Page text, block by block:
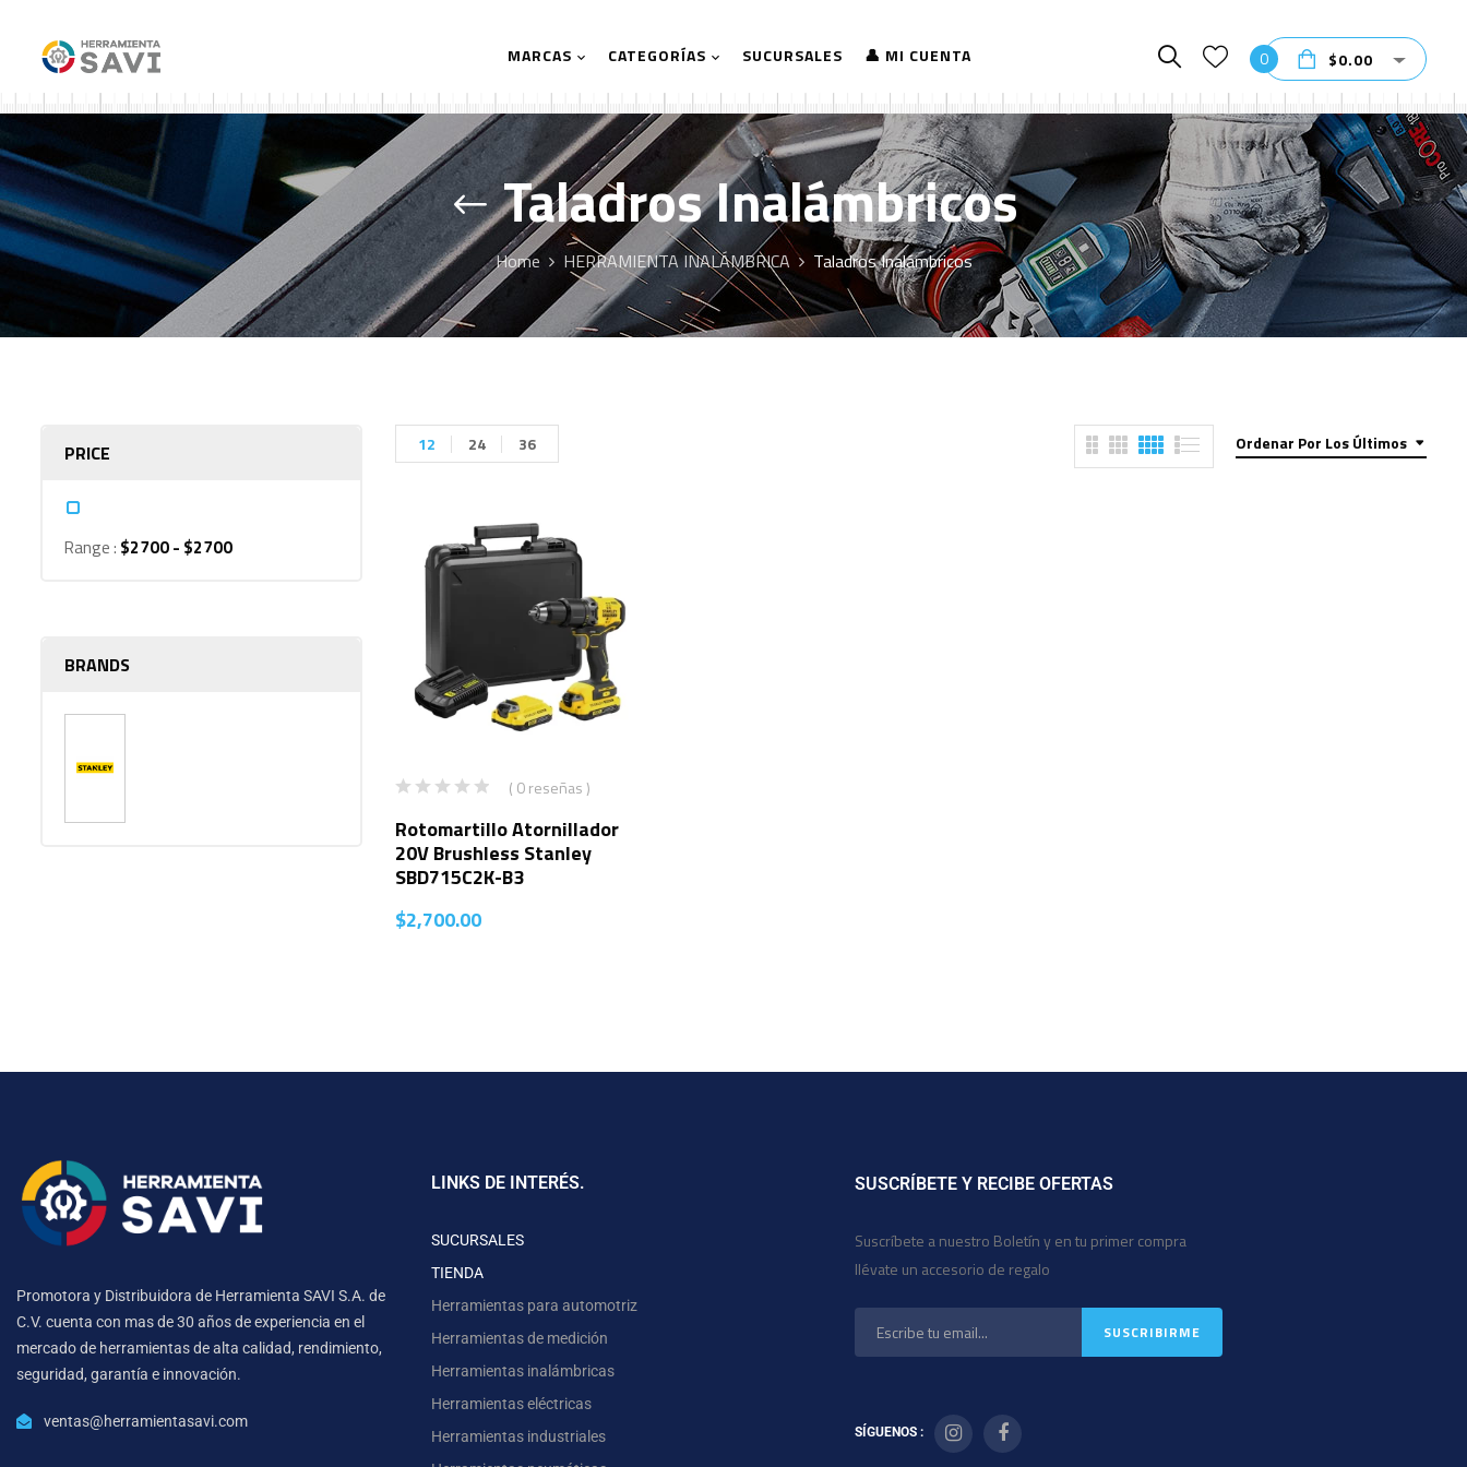
MARCAS CATEGORÍAS SUCURSALES 👤 MI CUENTA 0 $0.00
Taladros Inalámbricos
Home HERRAMIENTA INALÁMBRICA Taladros Inalámbricos
PRICE
Range : $2700 - $2700
BRANDS
Ordenar Por Los Últimos
12 24 36
( 0 reseñas )
Rotomartillo Atornillador
20V Brushless Stanley
SBD715C2K-B3
$2,700.00
Promotora y Distribuidora de Herramienta SAVI S.A. de
C.V. cuenta con mas de 30 años de experiencia en el
mercado de herramientas de alta calidad, rendimiento,
seguridad, garantía e innovación.
ventas@herramientasavi.com
LINKS DE INTERÉS.
SUCURSALES
TIENDA
Herramientas para automotriz
Herramientas de medición
Herramientas inalámbricas
Herramientas eléctricas
Herramientas industriales
SUSCRÍBETE Y RECIBE OFERTAS
Suscríbete a nuestro Boletín y en tu primer compra
llévate un accesorio de regalo
SÍGUENOS :